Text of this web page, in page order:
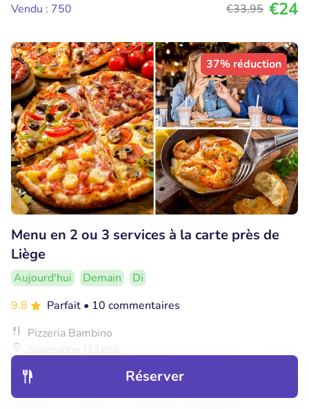
Réserver
Vendu : 750
€33,95 €24
37% réduction
Menu en 2 ou 3 services à la carte près de
Liège
Aujourd'hui Demain
Di
9.8
Parfait • 10 commentaires
Pizzeria Bambino
Vendu : 140